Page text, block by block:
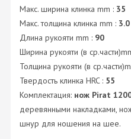
Макс. ширина клинка mm : 35
Макс. толщина клинка mm : 3.0
Длина рукояти mm : 90
Ширина рукояти (в
Толщина рукояти (в
Твердость клинка HRC : 55
Комплектация: нож Pirat
деревянными накладками,
шнур для ношения на шее.